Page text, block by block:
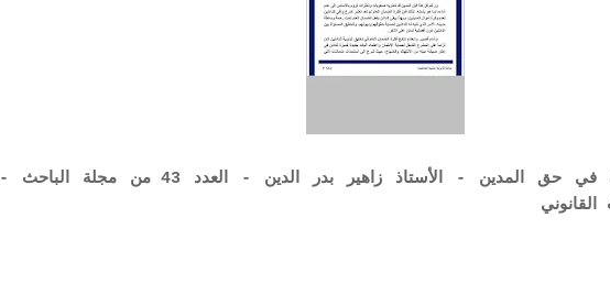
دفع الكفيل بالتجريد في حق المدين - الأستاذ زاهير بدر الدين - العدد 43 من مجلة الباحث -